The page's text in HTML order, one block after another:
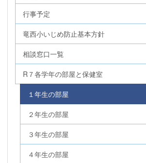
行事予定
竜西小いじめ防止基本方針
相談窓口一覧
R７各学年の部屋と保健室
１年生の部屋
２年生の部屋
３年生の部屋
４年生の部屋